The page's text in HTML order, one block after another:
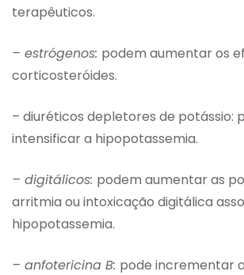
terapêuticos.
– estrógenos: podem aumentar os
corticosteróides.
– diuréticos depletores de potássio:
intensificar a hipopotassemia.
– digitálicos: podem aumentar as
arritmia ou intoxicação digitálica
hipopotassemia.
– anfotericina B: pode incrementar